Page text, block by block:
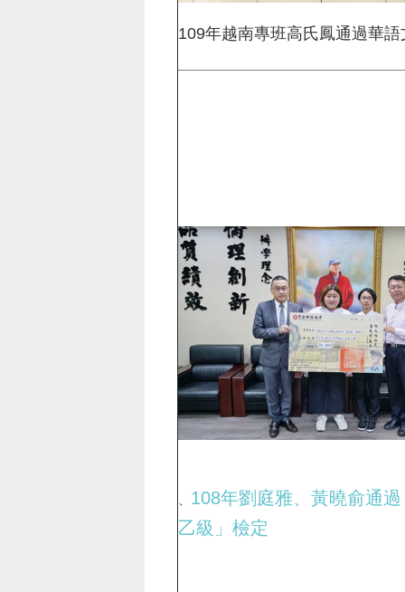
109年越南專班高氏鳳通過華
108年劉庭雅、黃曉俞通
乙級」檢定